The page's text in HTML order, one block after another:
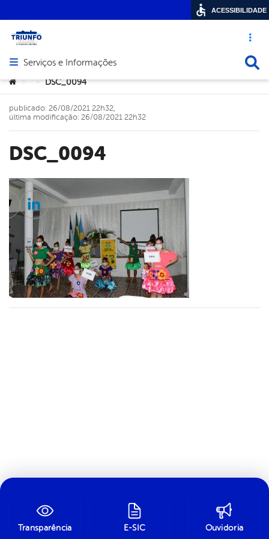
Acesso
Abrir menu principal de navegação
Serviços e Informações
Você está aqui:
> > DSC_0094
DSC_0094
publicado: 26/08/2021 22h32,
última modificação: 26/08/2021 22h32
TwitterLinkedin
Transparência E-SIC Ouvidoria
ACESSIBILIDADE